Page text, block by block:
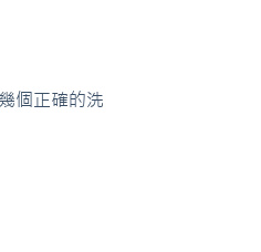
個正確的洗